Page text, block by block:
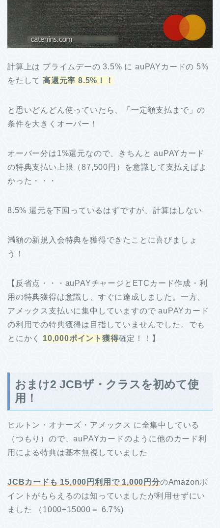
計算上は プライムデーの 3.5% に auPAYカードの 5%
をたして 高還元率 8.5%！！
と思いどんどん使っていたら、「一定額支払まで」の
条件を大きくオーバー！
オーバー分は1%還元なので、きちんと auPAYカード
の特典支払い上限（87,500円）を意識して支払えばよ
かった・・・
8.5% 還元を下回っているはずですが、計算はしない
満額の新規入会特典を獲得できたことに喜びましょ
う！
【反省点・・・auPAYチャージとETCカード作成・利
用の特典獲得は意識し、すぐに達成しました。一方、
アメックス支払いに集中していますので auPAYカード
の利用での特典獲得は目指していませんでした。でも
とにかく 10,000ポイント獲得確定！！】
おまけ2 JCBザ・クラスを初めて使
用！
ヒルトン・オナーズ・アメックス に全集中している
（つもり）ので、auPAYカードのように他のカード利
用による特典は基本無視していました
JCBカードも 15,000円利用で 1,000円分のAmazonポ
イントがもらえるのは知っていましたが利用せずにい
ました （1000÷15000＝ 6.7%)